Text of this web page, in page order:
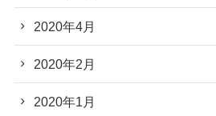
2020年4月
2020年2月
2020年1月